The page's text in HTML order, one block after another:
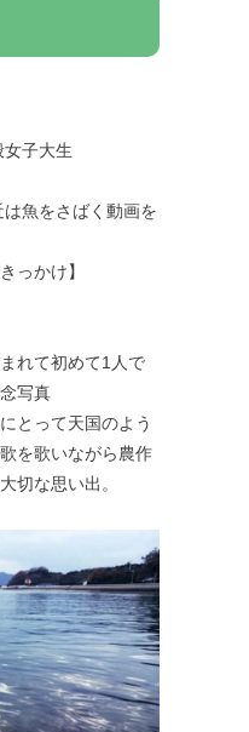
女子大生
は魚をさばく動画を
っかけ】
れて初めて1人で
写真
とって天国のよう
を歌いながら農作
切な思い出。